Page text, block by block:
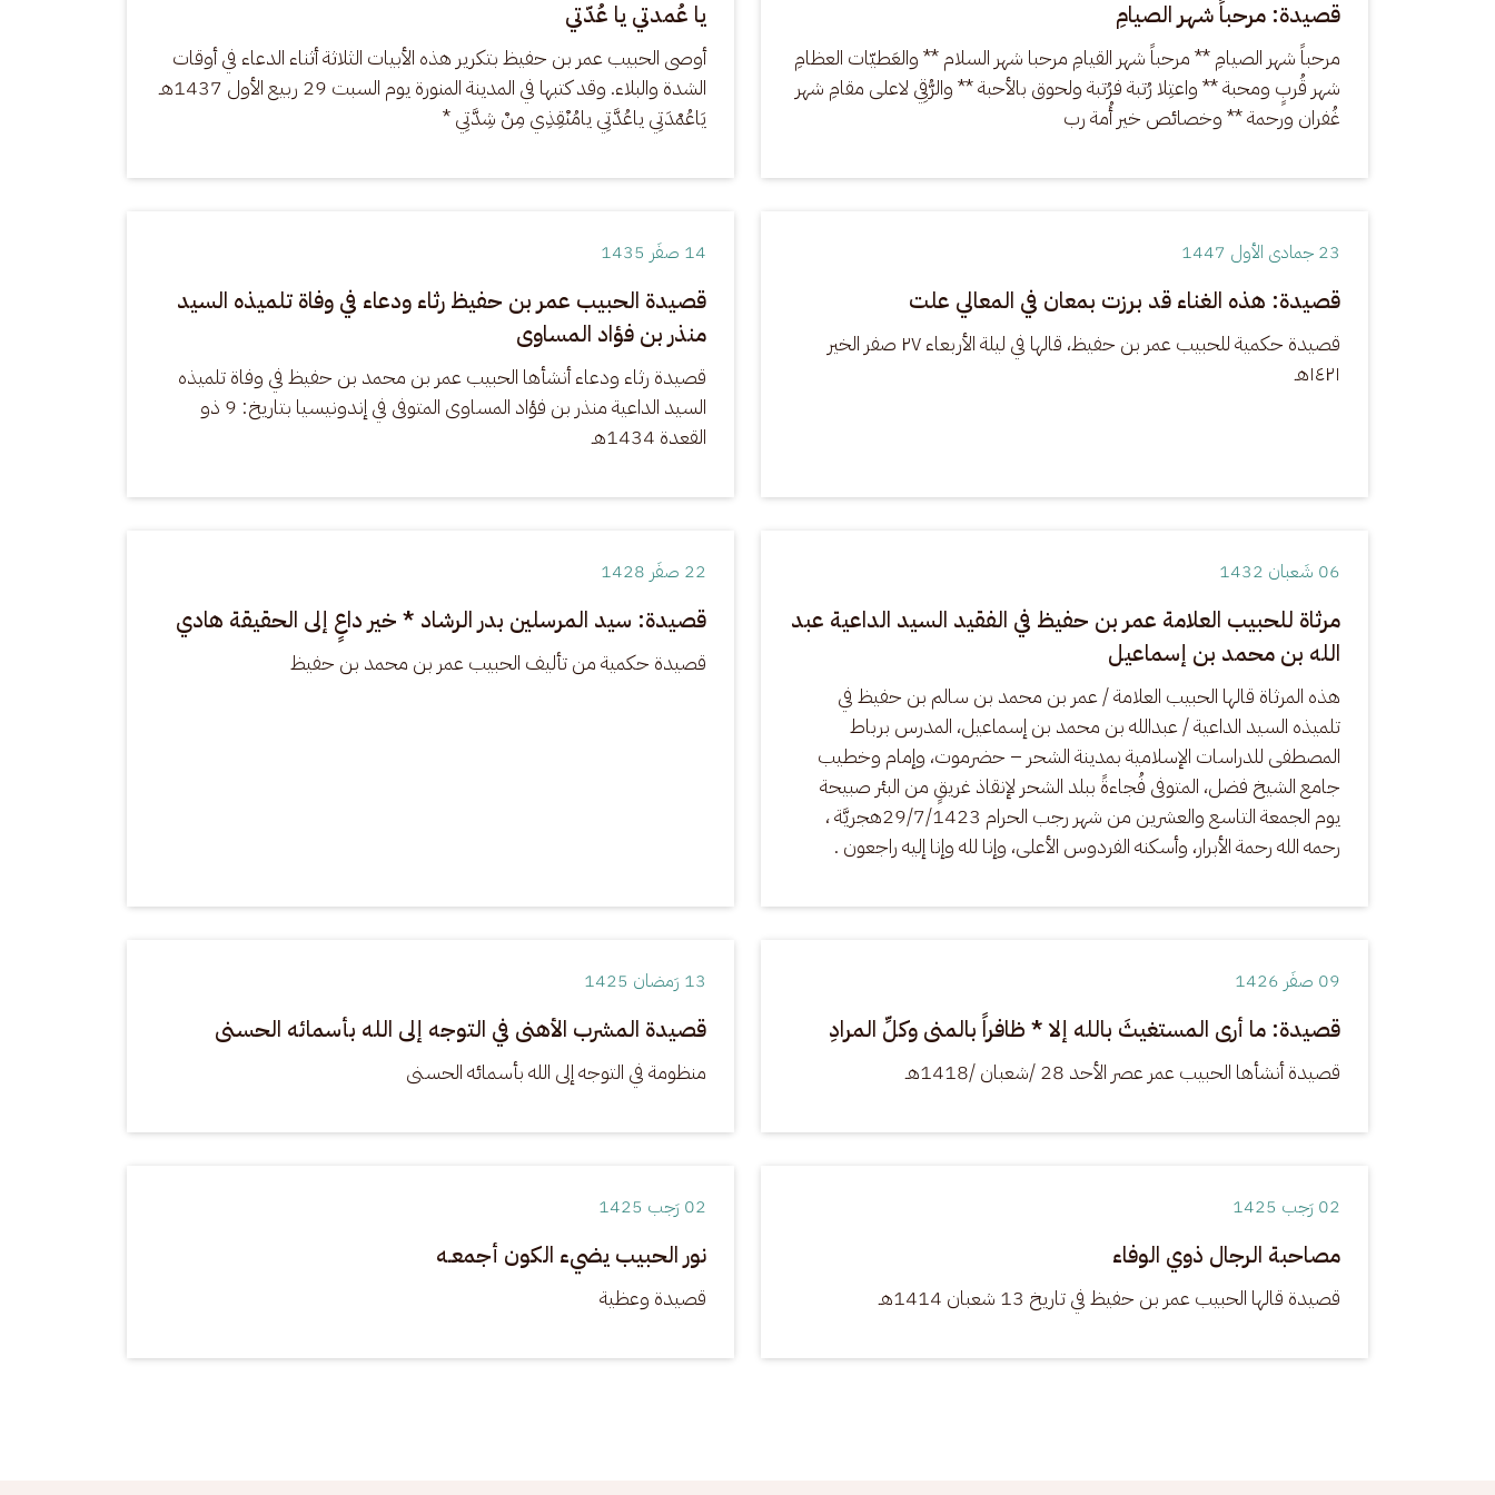
قصيدة: مرحباً شهر الصيامِ
مرحباً شهر الصيامِ ** مرحباً شهر القيامِ مرحبا شهر السلام ** والعَطيّات العظامِ
شهر قُربٍ ومحبة ** واعتِلا رُتبة فرُتبة ولحوق بالأحبة ** والرُّقِي لاعلى مقامِ شهر
غُفران ورحمة ** وخصائص خير أُمة رب
يا عُمدتي يا عُدّتي
أوصى الحبيب عمر بن حفيظ بتكرير هذه الأبيات الثلاثة أثناء الدعاء في أوقات
الشدة والبلاء. وقد كتبها في المدينة المنورة يوم السبت 29 ربيع الأول 1437هـ
يَاعُمْدَتِي ياعُدَّتِي يامُنْقِذِي مِنْ شِدَّتِي *
23 جمادى الأول 1447
قصيدة: هذه الغناء قد برزت بمعان في المعالي علت
قصيدة حكمية للحبيب عمر بن حفيظ، قالها في ليلة الأربعاء ٢٧ صفر الخير
١٤٢١هـ
14 صفَر 1435
قصيدة الحبيب عمر بن حفيظ رثاء ودعاء في وفاة تلميذه السيد
منذر بن فؤاد المساوى
قصيدة رثاء ودعاء أنشأها الحبيب عمر بن محمد بن حفيظ في وفاة تلميذه
السيد الداعية منذر بن فؤاد المساوى المتوفى في إندونيسيا بتاريخ: 9 ذو
القعدة 1434هـ
06 شَعبان 1432
مرثاة للحبيب العلامة عمر بن حفيظ في الفقيد السيد الداعية عبد
الله بن محمد بن إسماعيل
هذه المرثاة قالها الحبيب العلامة / عمر بن محمد بن سالم بن حفيظ في
تلميذه السيد الداعية / عبدالله بن محمد بن إسماعيل، المدرس برباط
المصطفى للدراسات الإسلامية بمدينة الشحر – حضرموت، وإمام وخطيب
جامع الشيخ فضل، المتوفى فُجاءةً ببلد الشحر لإنقاذ غريقٍ من البئر صبيحة
يوم الجمعة التاسع والعشرين من شهر رجب الحرام 29/7/1423هجريَّة ،
رحمه الله رحمة الأبرار، وأسكنه الفردوس الأعلى، وإنا لله وإنا إليه راجعون .
22 صفَر 1428
قصيدة: سيد المرسلين بدر الرشاد * خير داعٍ إلى الحقيقة هادي
قصيدة حكمية من تأليف الحبيب عمر بن محمد بن حفيظ
09 صفَر 1426
قصيدة: ما أرى المستغيثَ بالله إلا * ظافراً بالمنى وكلِّ المرادِ
قصيدة أنشأها الحبيب عمر عصر الأحد 28 /شعبان /1418هـ
13 رَمضان 1425
قصيدة المشرب الأهنى في التوجه إلى الله بأسمائه الحسنى
منظومة في التوجه إلى الله بأسمائه الحسنى
02 رَجب 1425
مصاحبة الرجال ذوي الوفاء
قصيدة قالها الحبيب عمر بن حفيظ في تاريخ 13 شعبان 1414هـ
02 رَجب 1425
نور الحبيب يضيء الكون أجمعـه
قصيدة وعظية